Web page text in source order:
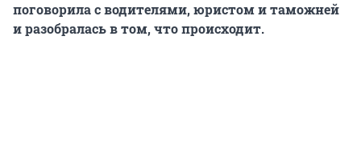
поговорила с водителями, юристом и таможней
и разобралась в том, что происходит.